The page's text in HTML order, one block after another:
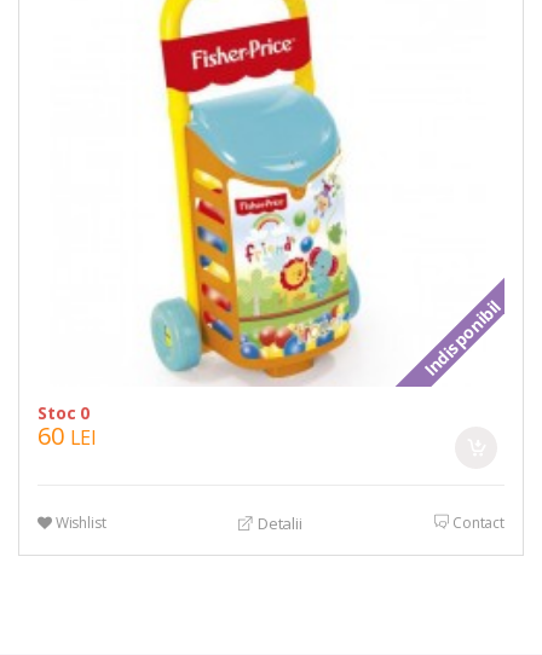
Indisponibil
Stoc 0
60 LEI
Wishlist Detalii Contact